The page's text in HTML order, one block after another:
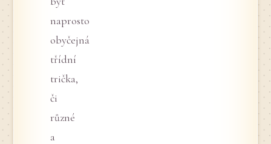
naprosto
obyčejná
třídní
trička,
či
různé
a